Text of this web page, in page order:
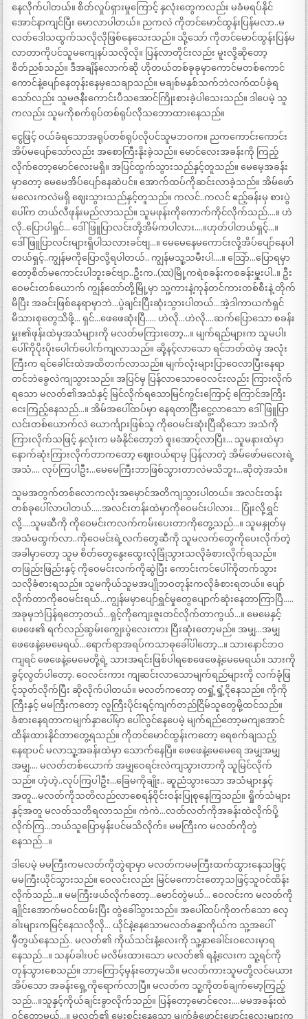
နေလိုက်ပါတယ်။ စိတ်လှုပ်ရှားမှုကြောင့် နှလုံးတွေကလည်း မခံမရပ်နိုင်
အောင်နာကျင်ပြီး မောလာပါတယ်။ ညကလဲ ကိုတင်မောင်ထွန်းပြန်မလာ..မ
လတ်ဒေါသထွက်သလိုလိုဖြစ်နေသေးသည်။ သို့သော် ကိုတင်မောင်ထွန်းပြန်မ
လာတာကိုပင်သူမကျေနပ်သလိုလို။ ပြန်လာတိုင်းလည်း မူးလို့ဆိုတော့
စိတ်ညစ်သည်။ ဒီအချိန်လောက်ဆို ဟိုတယ်တစ်ခုခုမှာကောင်မတစ်ကောင်
ကောင်နဲ့ပျော်နေတုန်းနေမှသေချာသည်။ မချစ်မနှစ်သက်ဘဲလက်ထပ်ခဲ့ရ
သော်လည်း သူမဇနီးကောင်းပီသအောင်ကြိုးစားခဲ့ပါသေးသည်။ ဒါပေမဲ့ သူ
ကလည်း သူမကိုစက်ရုပ်တစ်ရုပ်လိုသဘောထားနေသည်။
ငွေဖြင့် ဝယ်ခံရသောအရုပ်တစ်ရုပ်လိုပင်သူမဘဝက။ ညကကောင်းကောင်း
အိပ်မပျော်သော်လည်း အစောကြီးနိုးခဲ့သည်။ မောင်လေးအခန်းကို ကြည့်
လိုက်တော့မောင်လေးမရှိ။ အပြင်ထွက်သွားသည်နှင့်တူသည်။ မေမေ့အခန်း
မှာတော့ မေမေအိပ်ပျော်နေဆဲပင်။ အောက်ထပ်ကိုဆင်းလာခဲ့သည်။ အိမ်ဖော်
မလေးကလဲမရှိ ဈေးသွားသည်နှင့်တူသည်။ ကလင်..ကလင် ဧည့်ခန်းမှ စားပွဲ
ပေါ်က တယ်လီဖုန်းမည်လာသည်။ သူမဖုန်းကိုကောက်ကိုင်လိုက်သည်….။ ဟဲ
လို..ပြောပါရှင်… ဒေါ်ဖြူပြာလင်းတို့အိမ်ကပါလား….။ဟုတ်ပါတယ်ရှင့်…။
ဒေါ်ဖြူပြာလင်းများရှိပါသလားခင်ဗျ…။ မေမေနေမကောင်းလို့အိပ်ပျော်နေပါ
တယ်ရှင့်..ကျွန်မကိုပြောလို့ရပါတယ်.. ကျွန်မသူ့သမီးပါ….။ သြော်…ပြောရမှာ
တော့စိတ်မကောင်းပါဘူးခင်ဗျာ..ဦးက..(xx)မြို့ကရဲစခန်းကစခန်းမှူးပါ..။ ဦး
ဝေမင်းတစ်ယောက် ကျွန်တော်တို့မြို့မှာ သူ့ကားနဲ့ကုန်တင်ကားတစ်စီးနဲ့ တိုက်
မိပြီး အခင်းဖြစ်နေရာမှာဘဲ…ပွဲချင်းပြီးဆုံးသွားပါတယ်…အဲ့ဒါကာယကံရှင်
မိသားစုတွေသိဖို့… ရှင်…ဖေဖေဆုံးပြီ….. ဟဲလို…ဟဲလို….ဆက်ပြောသော စခန်း
မှူး၏ဖုန်းထဲမှအသံများကို မလတ်မကြားတော့…။ မျက်ရည်များက သူမပါး
ပေါ်ကိုပိုးပိုးပေါက်ပေါက်ကျလာသည်။ ဆို့နင့်လာသော ရင်ဘတ်ထဲမှ အလုံး
ကြီးက ရင်ခေါင်းထဲအထိတက်လာသည်။ မျက်လုံးများပြာဝေလာပြီးနေရာ
တင်ဘဲခွေလဲကျသွားသည်။ အပြင်မှ ပြန်လာသောဝေလင်းလည်း ကြားလိုက်
ရသော မလတ်၏အသံနှင့် မြင်လိုက်ရသောမြင်ကွင်းကြောင့် ကြောင်အကြီး
ငေးကြည့်နေသည်…။ အိမ်အပေါ်ထပ်မှာ နေရတာငြီးငွေ့လာသော ဒေါ်ဖြူပြာ
လင်းတစ်ယောက်လဲ ယောင်္ကျားဖြစ်သူ ကိုဝေမင်းဆုံးပြီဆိုသော အသံကို
ကြားလိုက်သဖြင့် နှလုံးက မခံနိုင်တော့ဘဲ စူးအောင့်လာပြီး… သူမနားထဲမှာ
နောက်ဆုံးကြားလိုက်တာကတော့ ဈေးဝယ်ရာမှ ပြန်လာတဲ့ အိမ်ဖော်မလေးရဲ့
အသံ…. လုပ်ကြပါဦး…မေမေကြီးဘာဖြစ်သွားတာလဲမသိဘူး…ဆိုတဲ့အသံ။
သူမအတွက်တစ်လောကလုံးအမှောင်အတိကျသွားပါတယ်။ အလင်းတန်း
တစ်ခုပေါ်လာပါတယ်…..အလင်းတန်းထဲမှာကိုဝေမင်းပါလား… ပြုံးလို့ရွှင်
လို့….သူမဆီကို ကိုဝေမင်းကလက်ကမ်းပေးတာကိုတွေ့သည်…။ သူမနှုတ်မှ
အသံမထွက်လာ..ကိုဝေမင်းရဲ့လက်တွေဆီကို သူမလက်တွေကိုပေးလိုက်တဲ့
အခါမှာတော့ သူမ စိတ်တွေနွေးထွေးလုံခြုံသွားသလိုခံစားလိုက်ရသည်။
တဖြည်းဖြည်းနှင့် ကိုဝေမင်းလက်ကိုဆွဲပြီး ကောင်းကင်ပေါ်ကိုတက်သွား
သလိုခံစားရသည်။ သူမကိုယ်သူမအပျိုဘဝတုန်းကလိုခံစားရတယ်။ ပျော်
လိုက်တာကိုဝေမင်းရယ်…ကျွန်မမှာပျော်ရွှင်မှုတွေပျောက်ဆုံးနေတာကြာပြီ…..
အခုမှဘဲပြန်ရတော့တယ်…ရှင့်ကိုကျေးဇူးတင်လိုက်တာကွယ်…။ မေမေနှင့်
ဖေဖေ၏ ရက်လည်ဆွမ်းကျွေးပွဲလေးကား ပြီးဆုံးတော့မည်။ အမျှ…အမျှ
ဖေဖေနဲ့မေမေရယ်…ရောက်ရာအရပ်ကသာဓုခေါ်ပါတော့…။ သားနောင်ဘဝ
ကျရင် ဖေဖေနဲ့မေမေတို့ရဲ့ သားအရင်းဖြစ်ပါရစေဖေဖေနဲ့မေမေရယ်။ သားကို
ခွင့်လွတ်ပါတော့. ဝေလင်းကား ကျဆင်းလာသောမျက်ရည်များကို လက်ခုံဖြ
င့်သုတ်လိုက်ပြီး ဆိုလိုက်ပါတယ်။ မလတ်ကတော့ တရှုံ့ရှုံ့ငိုနေသည်။ ကိုကို
ကြီးနှင့် မမကြီးကတော့ လူကြီးပိုင်းရင့်ကျက်တည်ငြိမ်သူတွေမို့ထင်သည်။
ခံစားနေရတာကမျက်နှာပေါ်မှာ ပေါ်လွင်နေပေမဲ့ မျက်ရည်တော့မကျအောင်
ထိန်းထားနိုင်တာတွေ့ရသည်။ ကိုတင်မောင်ထွန်းကတော့ ရေစက်ချသည့်
နေရာပင် မလာသူ့အခန်းထဲမှာ သောက်နေပြီ။ ဖေဖေနဲ့မေမေရေ အမျှအမျှ
အမျှ…. မလတ်တစ်ယောက် အမျှဝေရင်းလဲကျသွားတာကို သူမြင်လိုက်
သည်။ ဟဲ့ဟဲ့..လုပ်ကြပါဦး…ခြေမကိုချိုး.. ဆူညံသွားသော အသံများနှင့်
အတူ…မလတ်ကိုသတိလည်လာစေရန်ဝိုင်းဝန်းပြုစုနေကြသည်။ ရှိုက်သံများ
နှင့်အတူ မလတ်သတိရလာသည်။ ကဲကဲ…လတ်လတ်ကိုအခန်းထဲလိုက်ပို့
လိုက်ကြ…ဘယ်သူပြောမှန်းပင်မသိလိုက်။ မမကြီးက မလတ်ကိုတွဲ
နေသည်…။
ဒါပေမဲ့ မမကြီးကမလတ်ကိုတွဲရာမှာ မလတ်ကမမကြီးထက်ထွားနေသဖြင့်
မမကြီးယိုင်သွားသည်။ ဝေလင်းလည်း မြင်မကောင်းတော့သဖြင့်သူဝင်ထိန်း
လိုက်သည်…။ မမကြီးဖယ်လိုက်တော့…မောင်တွဲမယ်… ဝေလင်းက မလတ်ကို
ချိုင်းအောက်မဝင်ထမ်းပြီး တွဲခေါ်သွားသည်။ အပေါ်ထပ်ကိုတက်သော လှေ
ခါးများကမြင့်နေသလိုလို… ယိုင်နဲ့နေသောမလတ်ခန္ဓာကိုယ်က သူ့အပေါ်
မှီတွယ်နေသည်.. မလတ်၏ ကိုယ်သင်းနံ့လေးကို သူ့နှာခေါင်းဝလေးမှာရ
နေသည်…။ သနပ်ခါးပင် မလိမ်းထားသော မလတ်၏ ရနံ့လေးက သူ့ရင်ကို
တုန်သွားစေသည်။ ဘာကြောင့်မှန်းတော့မသိ။ မလတ်ကားသူမတို့လင်မယား
အိပ်သော အခန်းရှေ့ကိုရောက်လာပြီ။ မလတ်က သူ့ကိုတစ်ချက်မော့ကြည့်
သည်…။သူနှင့်ကိုယ်ချင်းခွာလိုက်သည်။ ပြန်တော့မောင်လေး….မမအခန်းထဲ
ဝင်တော့မယ်…။ မလတ်၏ မှေးစင်းနေသော မျက်ခွံဖောင်းဖောင်းလေးများက